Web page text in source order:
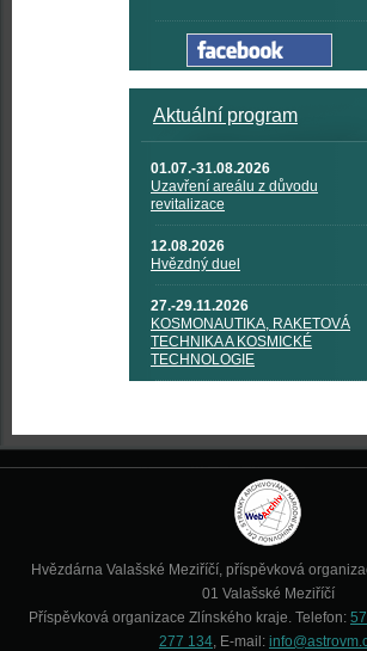
Aktuální program
01.07.-31.08.2026
Uzavření areálu z důvodu
revitalizace
12.08.2026
Hvězdný duel
27.-29.11.2026
KOSMONAUTIKA, RAKETOVÁ
TECHNIKA A KOSMICKÉ
TECHNOLOGIE
Hvězdárna Valašské Meziříčí, příspěvková
01 Valašské Meziříčí
Příspěvková organizace Zlínského kraje. Telefon:
277 134, E-mail: